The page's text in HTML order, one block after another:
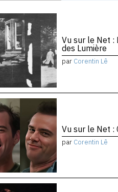
Vu sur le Net :
des Lumière
par Corentin Lê
Vu sur le Net :
par Corentin Lê